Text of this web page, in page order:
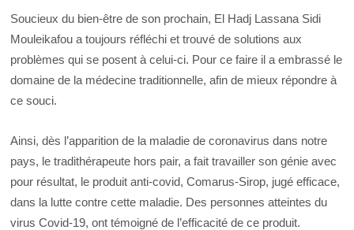
Soucieux du bien-être de son prochain, El Hadj Lassana Sidi
Mouleikafou a toujours réfléchi et trouvé de solutions aux
problèmes qui se posent à celui-ci. Pour ce faire il a embrassé le
domaine de la médecine traditionnelle, afin de mieux répondre à
ce souci.
Ainsi, dès l’apparition de la maladie de coronavirus dans notre
pays, le tradithérapeute hors pair, a fait travailler son génie avec
pour résultat, le produit anti-covid, Comarus-Sirop, jugé efficace,
dans la lutte contre cette maladie. Des personnes atteintes du
virus Covid-19, ont témoigné de l’efficacité de ce produit.